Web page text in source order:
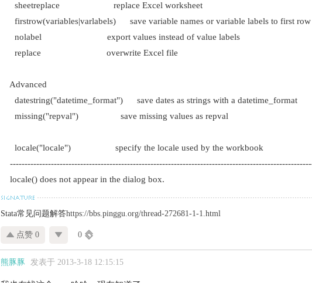
sheetreplace replace Excel worksheet
firstrow(variables|varlabels) save variable names or variable labels to first row
nolabel export values instead of value labels
replace overwrite Excel file
Advanced
datestring("datetime_format") save dates as strings with a datetime_format
missing("repval") save missing values as repval
locale("locale") specify the locale used by the workbook
locale() does not appear in the dialog box.
Stata常见问题解答https://bbs.pinggu.org/thread-272681-1-1.html
点赞 0 0
熊豚豚 发表于 2013-3-18 12:15:15